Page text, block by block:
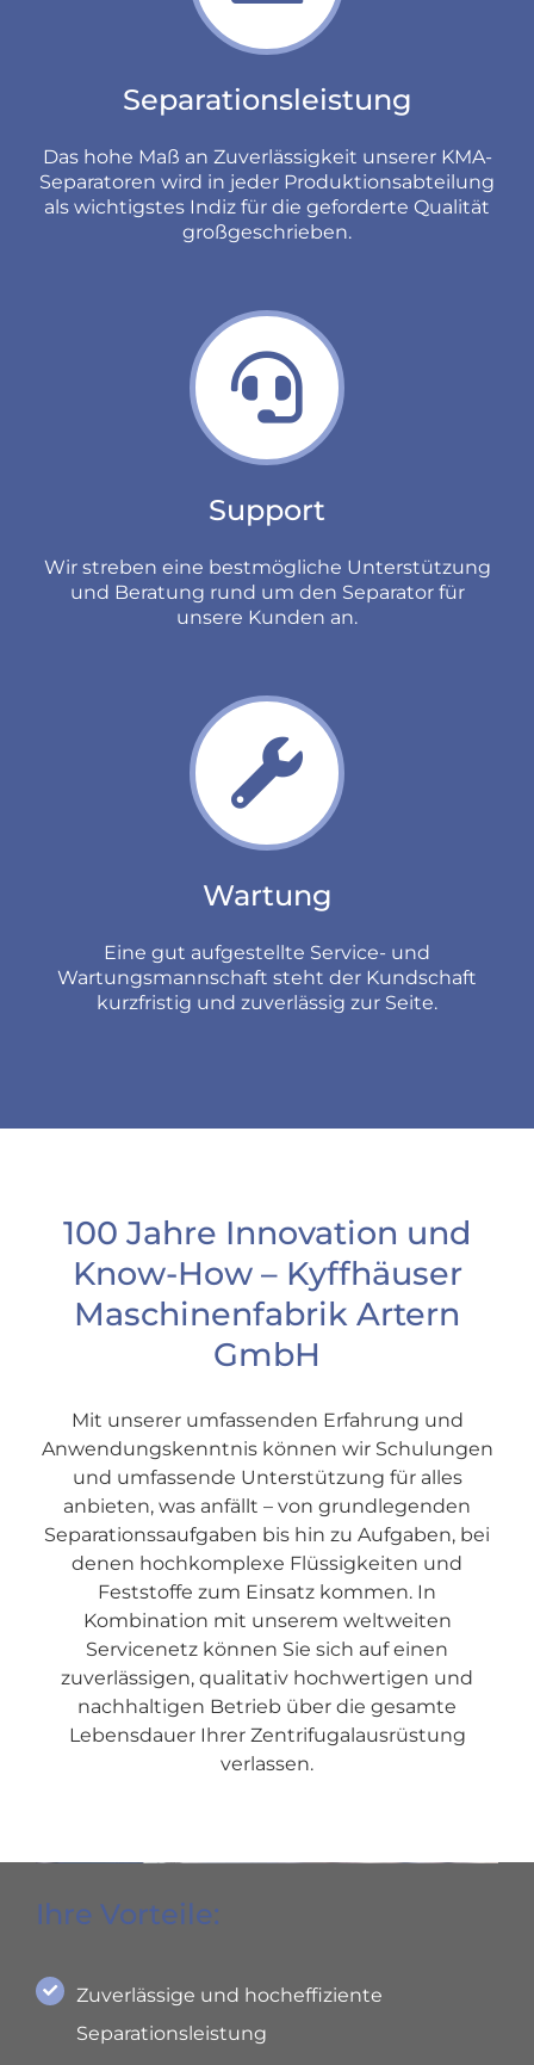
Separationsleistung
Das hohe Maß an Zuverlässigkeit unserer KMA-
Separatoren wird in jeder Produktionsabteilung
als wichtigstes Indiz für die geforderte Qualität
großgeschrieben.
Support
Wir streben eine bestmögliche Unterstützung
und Beratung rund um den Separator für
unsere Kunden an.
Wartung
Eine gut aufgestellte Service- und
Wartungsmannschaft steht der Kundschaft
kurzfristig und zuverlässig zur Seite.
100 Jahre Innovation und
Know-How – Kyffhäuser
Maschinenfabrik Artern
GmbH
Mit unserer umfassenden Erfahrung und
Anwendungskenntnis können wir Schulungen
und umfassende Unterstützung für alles
anbieten, was anfällt – von grundlegenden
Separationssaufgaben bis hin zu Aufgaben, bei
denen hochkomplexe Flüssigkeiten und
Feststoffe zum Einsatz kommen. In
Kombination mit unserem weltweiten
Servicenetz können Sie sich auf einen
zuverlässigen, qualitativ hochwertigen und
nachhaltigen Betrieb über die gesamte
Lebensdauer Ihrer Zentrifugalausrüstung
verlassen.
Ihre Vorteile:
Zuverlässige und hocheffiziente
Separationsleistung